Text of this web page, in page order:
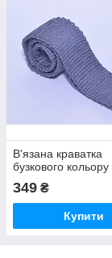
В'язана краватка
бузкового кольору
349 ₴
Купити